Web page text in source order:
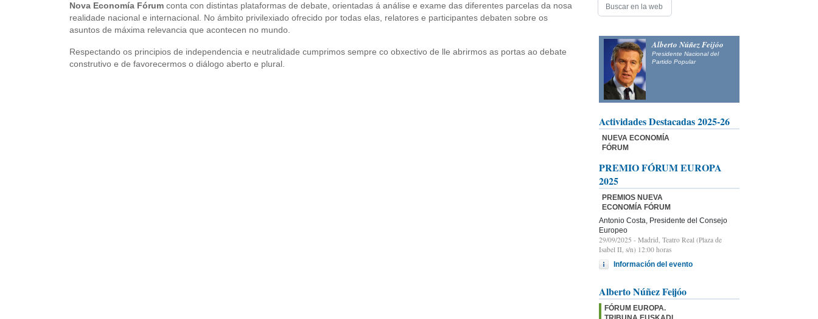
Nova Economía Fórum conta con distintas plataformas de debate, orientadas á análise e exame das diferentes parcelas da nosa
realidade nacional e internacional. No ámbito privilexiado ofrecido por todas elas, relatores e participantes debaten sobre os
asuntos de máxima relevancia que acontecen no mundo.
Respectando os principios de independencia e neutralidade cumprimos sempre co obxectivo de lle abrirmos as portas ao debate
construtivo e de favorecermos o diálogo aberto e plural.
Alberto Núñez Feijóo
Presidente Nacional del
Partido Popular
Actividades Destacadas 2025-26
NUEVA ECONOMÍA
FÓRUM
PREMIO FÓRUM EUROPA
2025
PREMIOS NUEVA
ECONOMÍA FÓRUM
Antonio Costa, Presidente del Consejo
Europeo
29/09/2025 - Madrid, Teatro Real (Plaza de
Isabel II, s/n) 12:00 horas
Información del evento
Alberto Núñez Feijóo
FÓRUM EUROPA.